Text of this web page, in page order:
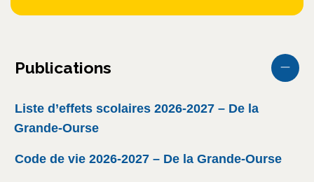
Publications
Liste d’effets scolaires 2026-2027 – De la
Grande-Ourse
Code de vie 2026-2027 – De la Grande-Ourse